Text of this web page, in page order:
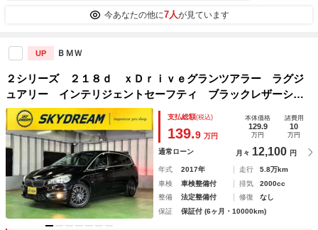
今あなたの他に7人が見ています
UP ＢＭＷ
２シリーズ ２１８ｄ ｘＤｒｉｖｅグランツアラー ラグジ
ュアリー インテリジェントセーフティ ブラックレザーシー
ト パワーシート シートヒーター ＬＥＤヘッドライト バ
ックソナー 電動リアゲート ミラーＥＴＣ コンフォートア
クセス 社外１７ＡＷ ６か月保証付き
支払総額(税込)
139.9 万円
本体価格
129.9
万円
諸費用
10
万円
通常ローン 月々 12,100 円
年式 2017年 走行
5.8万km
車検
車検整備付 排気
2000cc
整備
法定整備付 修復
なし
保証
保証付 (6ヶ月・10000km)